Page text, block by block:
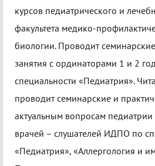
курсов педиатрического и
факультета медико-
биологии. Проводит
занятия с ординаторами 1 и 2
специальности «Педиатрия».
проводит семинарские и
актуальным вопросам педиатрии
врачей – слушателей ИДПО по
«Педиатрия», «Аллергология и